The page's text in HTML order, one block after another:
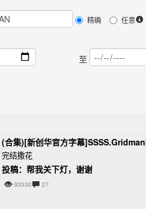
精确 任意
至
(合集)[新创华官方字幕
完结撒花
投稿：帮我关下灯，谢谢
93330 27